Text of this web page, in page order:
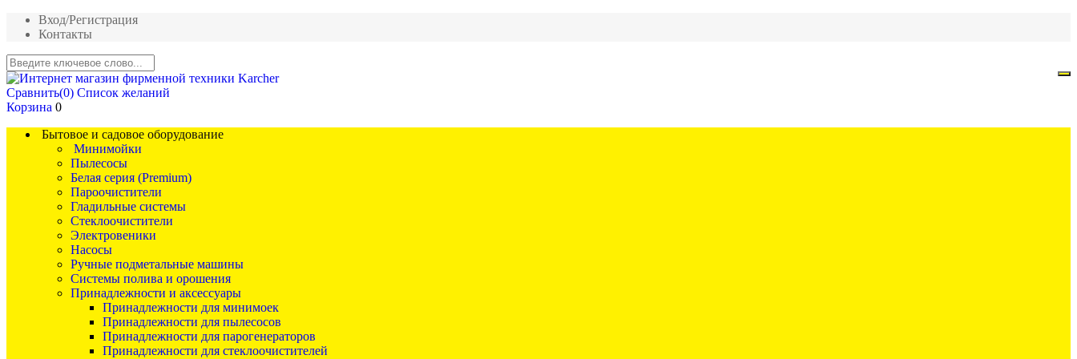
Вход/Регистрация
Контакты
Сравнить(0) Список желаний
Корзина 0
Бытовое и садовое оборудование
Минимойки
Пылесосы
Белая серия (Premium)
Пароочистители
Гладильные системы
Стеклоочистители
Электровеники
Насосы
Ручные подметальные машины
Системы полива и орошения
Принадлежности и аксессуары
Принадлежности для минимоек
Принадлежности для пылесосов
Принадлежности для парогенераторов
Принадлежности для стеклоочистителей